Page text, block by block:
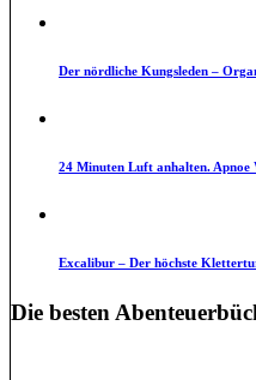
Der nördliche Kungsleden –
24 Minuten Luft anhalten. Apnoe
Excalibur – Der höchste
Die besten